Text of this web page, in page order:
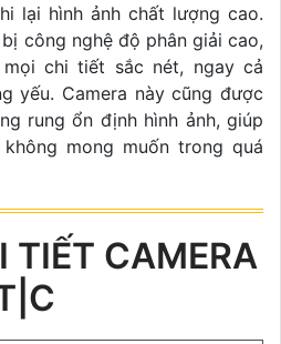
lại hình ảnh chất lượng cao.
công nghệ độ phân giải cao,
chi tiết sắc nét, ngay cả
yếu. Camera này cũng được
rung ổn định hình ảnh, giúp
mong muốn trong quá
TIẾT CAMERA